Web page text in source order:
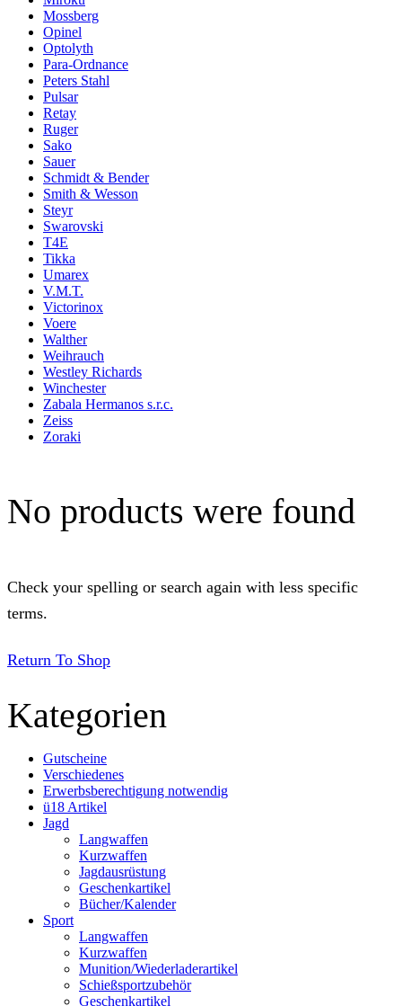
Mossberg
Opinel
Optolyth
Para-Ordnance
Peters Stahl
Pulsar
Retay
Ruger
Sako
Sauer
Schmidt & Bender
Smith & Wesson
Steyr
Swarovski
T4E
Tikka
Umarex
V.M.T.
Victorinox
Voere
Walther
Weihrauch
Westley Richards
Winchester
Zabala Hermanos s.r.c.
Zeiss
Zoraki
No products were found
Check your spelling or search again with less specific
terms.
Return To Shop
Kategorien
Gutscheine
Verschiedenes
Erwerbsberechtigung notwendig
ü18 Artikel
Jagd
Langwaffen
Kurzwaffen
Jagdausrüstung
Geschenkartikel
Bücher/Kalender
Sport
Langwaffen
Kurzwaffen
Munition/Wiederladerartikel
Schießsportzubehör
Geschenkartikel